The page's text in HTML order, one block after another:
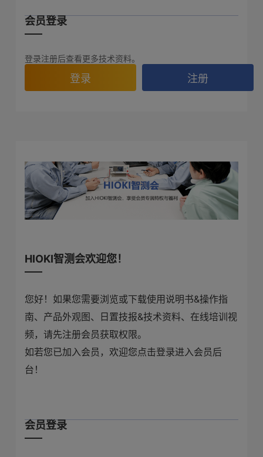
会员登录
登录注册后查看更多技术资料。
登录 注册
HIOKI智测会欢迎您！
您好！如果您需要浏览或下载使用说明书&操作指
南、产品外观图、日置技报&技术资料、在线培训视
频，请先注册会员获取权限。
如若您已加入会员，欢迎您点击登录进入会员后
台！
会员登录